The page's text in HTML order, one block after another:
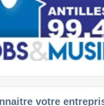
votre